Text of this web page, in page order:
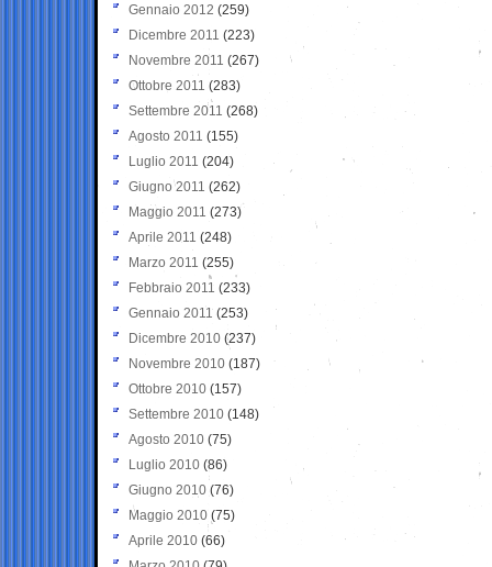
Gennaio 2012 (259)
Dicembre 2011 (223)
Novembre 2011 (267)
Ottobre 2011 (283)
Settembre 2011 (268)
Agosto 2011 (155)
Luglio 2011 (204)
Giugno 2011 (262)
Maggio 2011 (273)
Aprile 2011 (248)
Marzo 2011 (255)
Febbraio 2011 (233)
Gennaio 2011 (253)
Dicembre 2010 (237)
Novembre 2010 (187)
Ottobre 2010 (157)
Settembre 2010 (148)
Agosto 2010 (75)
Luglio 2010 (86)
Giugno 2010 (76)
Maggio 2010 (75)
Aprile 2010 (66)